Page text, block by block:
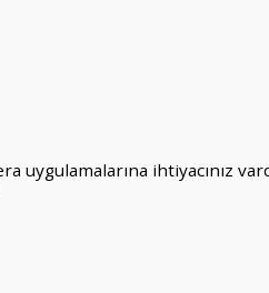
ihtiyacınız